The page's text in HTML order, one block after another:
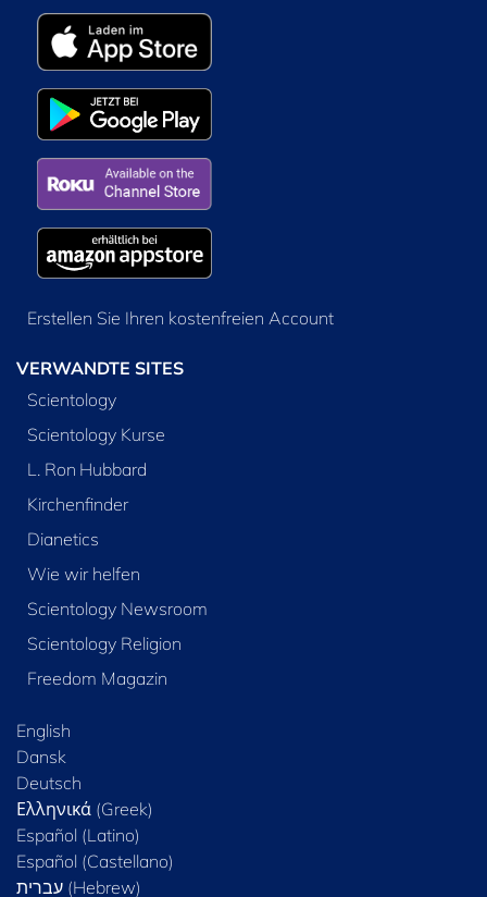
Erstellen Sie Ihren kostenfreien Account
VERWANDTE SITES
Scientology
Scientology Kurse
L. Ron Hubbard
Kirchenfinder
Dianetics
Wie wir helfen
Scientology Newsroom
Scientology Religion
Freedom Magazin
English
Dansk
Deutsch
Ελληνικά (Greek)
Español (Latino)
Español (Castellano)